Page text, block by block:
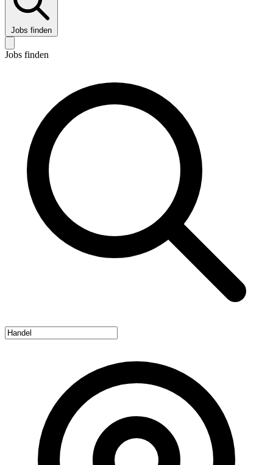
Jobs finden
Jobs finden